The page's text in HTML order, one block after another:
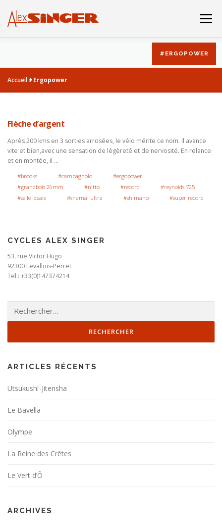
contenu
Menu
LA DERNIERE MACHINE HISTOIRE ACBO
#ERGOPOWER
Accueil»Ergopower
Flèche d’argent
Après 200 kms en 3 sorties arrosées, le vélo mérite ce nom. Il avance
vite et bien,avec une sensation de légèreté et de nervosité. En relance
et en montée, il …
#brooks #campagnolo
#ergopower
#grandbois 26mm
#nitto #record
#reynolds 725
#selle ideale
#shamal ultra #shimano #super record
CYCLES ALEX SINGER
53, rue Victor Hugo
92300 Levallois-Perret
Tel.: +33(0)147374214
ARTICLES RÉCENTS
Utsukushï-Jitensha
Le Bavella
Olympe
La Reine des Crêtes
Le Vert d’Ô
ARCHIVES